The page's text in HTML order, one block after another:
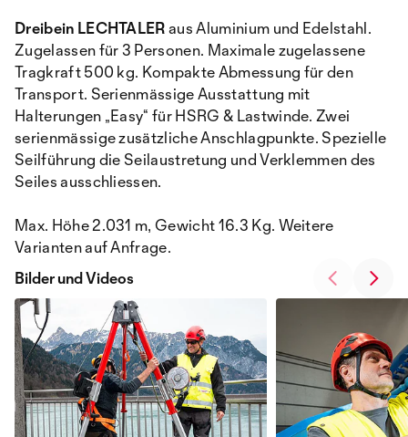
Dreibein LECHTALERaus Aluminium und Edelstahl.
Zugelassen für 3 Personen. Maximale zugelassene
Tragkraft 500 kg. Kompakte Abmessung für den
Transport. Serienmässige Ausstattung mit
Halterungen „Easy“ für HSRG & Lastwinde. Zwei
serienmässige zusätzliche Anschlagpunkte. Spezielle
Seilführung die Seilaustretung und Verklemmen des
Seiles ausschliessen.
Max. Höhe 2.031 m, Gewicht 16.3 Kg. Weitere
Varianten auf Anfrage.
Bilder und Videos